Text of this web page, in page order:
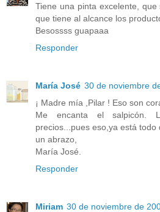
Tiene una pinta excelente,
que tiene al alcance los
Besossss guapaaa
Responder
María José 30 de noviembre
¡ Madre mía ,Pilar ! Eso son
Me encanta el salpicón.
precios...pues eso,ya está todo
un abrazo,
María José.
Responder
Miriam 30 de noviembre de